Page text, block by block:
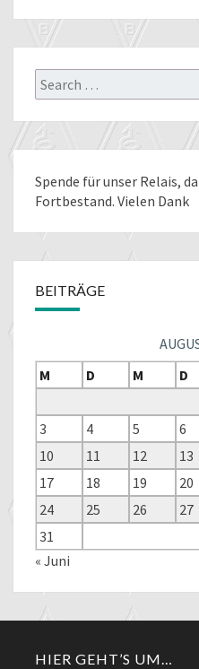
Search
for:
Spende für unser Relais,
Fortbestand. Vielen Dank
BEITRÄGE
M
D M D
3
4 5 6
10
11 12 13
17
18 19 20
24
25 26 27
31
« Juni
HIER GEHT’S UM…